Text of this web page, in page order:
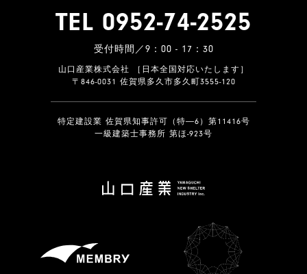
TEL 0952-74-2525
受付時間／9：00 - 17：30
山口産業株式会社 ［日本全国対応いたします］
〒846-0031 佐賀県多久市多久町3555-120
特定建設業 佐賀県知事許可（特―6）第11416号
一級建築士事務所 第ほ-923号